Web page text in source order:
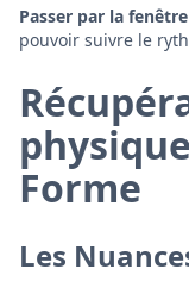
Passer par la fenêtre
pouvoir suivre le
Forme
Les